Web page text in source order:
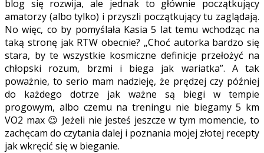
blog się rozwija, ale jednak to głównie początkujący
amatorzy (albo tylko) i przyszli początkujący tu zaglądają.
No więc, co by pomyślała Kasia 5 lat temu wchodząc na
taką stronę jak RTW obecnie? „Choć autorka bardzo się
stara, by te wszystkie kosmiczne definicje przełożyć na
chłopski rozum, brzmi i biega jak wariatka”. A tak
poważnie, to serio mam nadzieję, że prędzej czy później
do każdego dotrze jak ważne są biegi w tempie
progowym, albo czemu na treningu nie biegamy 5 km
VO2 max 😉 Jeżeli nie jesteś jeszcze w tym momencie, to
zachęcam do czytania dalej i poznania mojej złotej recepty
jak wkręcić się w bieganie.